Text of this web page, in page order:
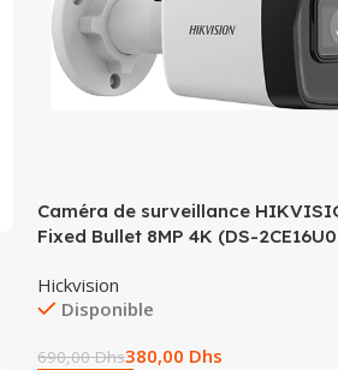
Caméra de surveillance
Fixed Bullet 8MP 4K (DS-
Hickvision
Disponible
690,00Dhs380,00 Dhs